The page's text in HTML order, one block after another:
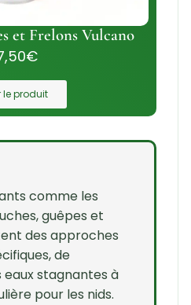
et Frelons Vulcano
€
le produit
comme les
guêpes et
des approches
de
eaux stagnantes à
pour les nids.